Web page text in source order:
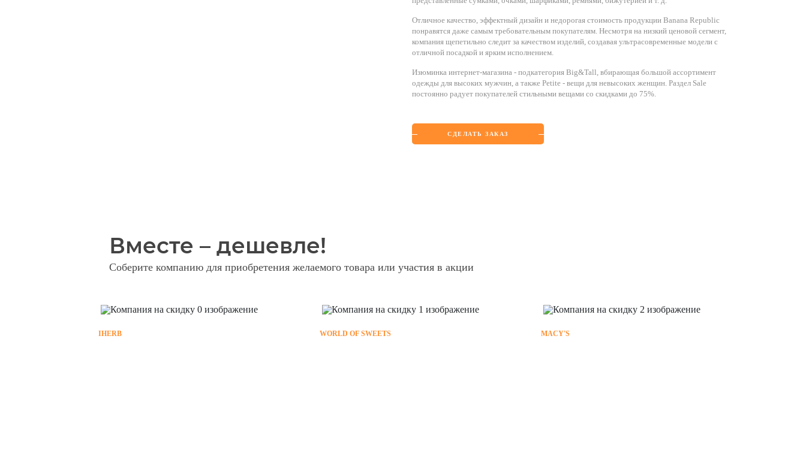
Отличное качество, эффектный дизайн и недорогая стоимость продукции Banana Republic
понравятся даже самым требовательным покупателям. Несмотря на низкий ценовой сегмент,
компания щепетильно следит за качеством изделий, создавая ультрасовременные модели с
отличной посадкой и ярким исполнением.
Изюминка интернет-магазина - подкатегория Big&Tall, вбирающая большой ассортимент
одежды для высоких мужчин, а также Petite - вещи для невысоких женщин. Раздел Sale
постоянно радует покупателей стильными вещами со скидками до 75%.
СДЕЛАТЬ ЗАКАЗ
Вместе – дешевле!
Соберите компанию для приобретения желаемого товара или участия в акции
IHERB WORLD OF SWEETS MACY'S